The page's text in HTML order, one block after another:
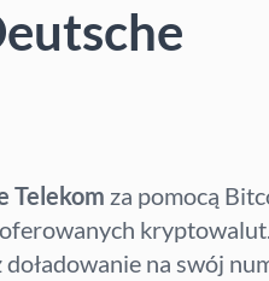
Telekom za pomocą
na swój